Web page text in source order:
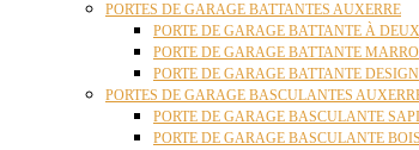
PORTES DE GARAGE BATTANTES AUXERRE
PORTE DE GARAGE BATTANTE À
PORTE DE GARAGE BATTANTE
PORTE DE GARAGE BATTANTE DESIGN
PORTES DE GARAGE BASCULANTES
PORTE DE GARAGE BASCULANTE
PORTE DE GARAGE BASCULANTE BOIS